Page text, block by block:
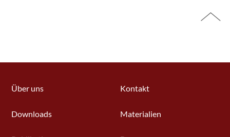
Über uns Kontakt
Downloads Materialien